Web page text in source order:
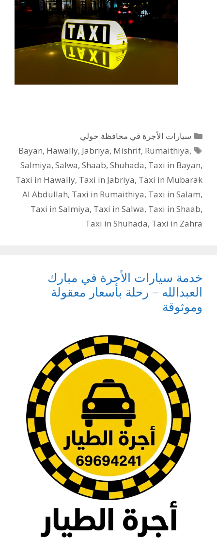
التصنيفات
سيارات الأجرة في محافظة حولي
الوسوم
Bayan, Hawally, Jabriya, Mishrif, Rumaithiya,
Salmiya, Salwa, Shaab, Shuhada, Taxi in Bayan,
Taxi in Hawally, Taxi in Jabriya, Taxi in Mubarak
Al Abdullah, Taxi in Rumaithiya, Taxi in Salam,
Taxi in Salmiya, Taxi in Salwa, Taxi in Shaab,
Taxi in Shuhada, Taxi in Zahra
خدمة سيارات الأجرة في مبارك
العبدالله – رحلة بأسعار معقولة
وموثوقة